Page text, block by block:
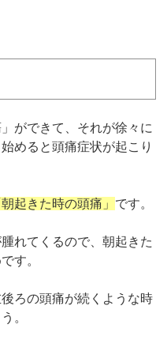
ができて、それが徐々に
めると頭痛症状が起こり
朝起きた時の頭痛」 です。
れてくるので、朝起きた
す。
ろの頭痛が続くような時
。